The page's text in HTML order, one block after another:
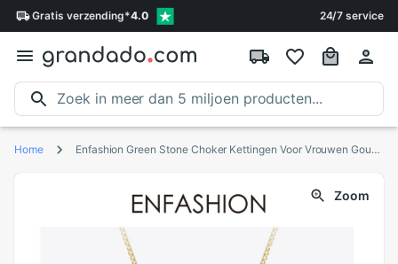
Gratis verzending*4.0 24/7 service
Home Enfashion Green Stone Choker Kettingen Voor Vrouwen Goud Kleur Rvs Glazen Hanger Ketting Mode-sieraden P3115
Zoom